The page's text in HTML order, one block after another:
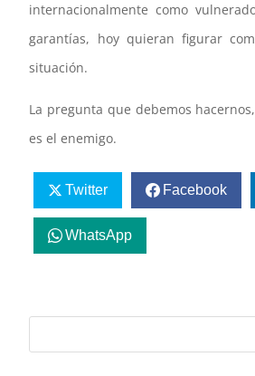
internacionalmente como
garantías, hoy quieran figurar
situación.
La pregunta que debemos
es el enemigo.
Twitter Facebook
WhatsApp